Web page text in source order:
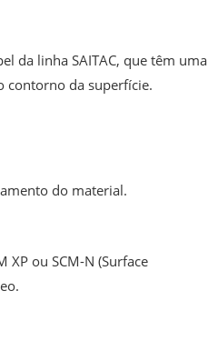
da linha SAITAC, que têm uma
contorno da superfície.
do material.
ou SCM-N (Surface